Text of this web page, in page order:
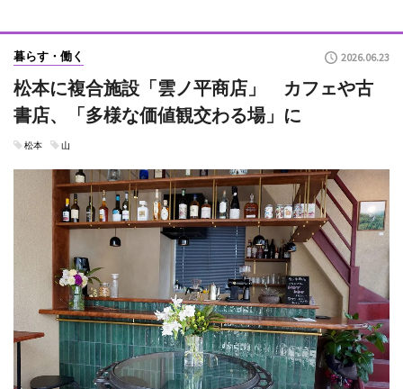
暮らす・働く 2026.06.23
松本に複合施設「雲ノ平商店」 カフェや古
書店、「多様な価値観交わる場」に
松本 山